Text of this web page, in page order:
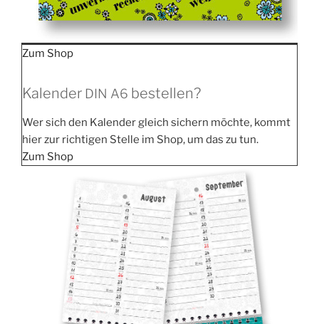
Zum Shop
Kalender DIN A6 bestellen?
Wer sich den Kalen­der gleich sichern möch­te, kommt
hier zur rich­ti­gen Stel­le im Shop, um das zu tun.
Zum Shop